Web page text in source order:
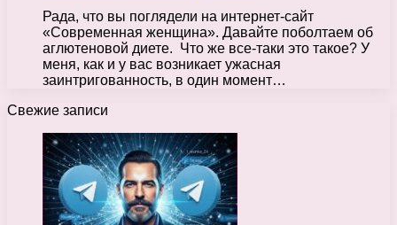
Рада, что вы поглядели на интернет-сайт
«Современная женщина». Давайте поболтаем об
аглютеновой диете. Что же все-таки это такое? У
меня, как и у вас возникает ужасная
заинтригованность, в один момент…
Свежие записи